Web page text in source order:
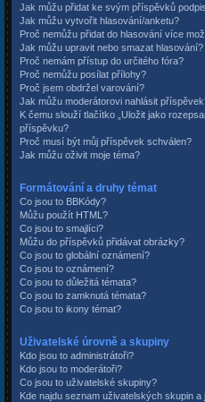
Jak můžu přidat ke svým příspěvků
Jak můžu vytvořit hlasování/anketu?
Proč nemůžu přidat do hlasování více
Jak můžu upravit nebo smazat hlasování?
Proč nemám přístup do určitého fóra?
Proč nemůžu posílat přílohy?
Proč jsem obdržel varování?
Jak můžu moderátorovi nahlásit
K čemu slouží tlačítko „Uložit jako
příspěvku?
Proč musí být můj příspěvek schválen?
Jak můžu oživit moje téma?
Formátování a druhy témat
Co jsou to BBKódy?
Můžu použít HTML?
Co jsou to smajlíci?
Můžu do příspěvků přidávat obrázky?
Co jsou to globální oznámení?
Co jsou to oznámení?
Co jsou to důležitá témata?
Co jsou to zamknutá témata?
Co jsou to ikony témat?
Uživatelské úrovně a skupiny
Kdo jsou to administrátoři?
Kdo jsou to moderátoři?
Co jsou to uživatelské skupiny?
Kde najdu seznam uživatelských skupin